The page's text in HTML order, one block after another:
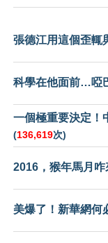
張德江用這個歪輒
科學在他面前…啞
一個極重要決定！
(136,619次)
2016，猴年馬月咋
美爆了！新華網何